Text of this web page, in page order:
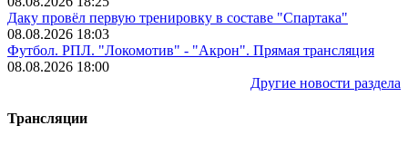
Даку провёл первую тренировку в составе "Спартака"
08.08.2026 18:03
Футбол. РПЛ. "Локомотив" - "Акрон". Прямая трансляция
08.08.2026 18:00
Другие новости раздела
Трансляции